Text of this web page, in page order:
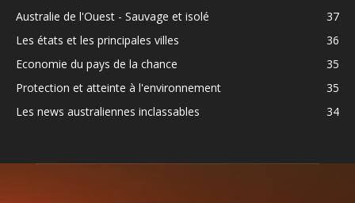
Australie de l'Ouest - Sauvage et isolé
37
Les états et les principales villes
36
Economie du pays de la chance
35
Protection et atteinte à l'environnement
35
Les news australiennes inclassables
34